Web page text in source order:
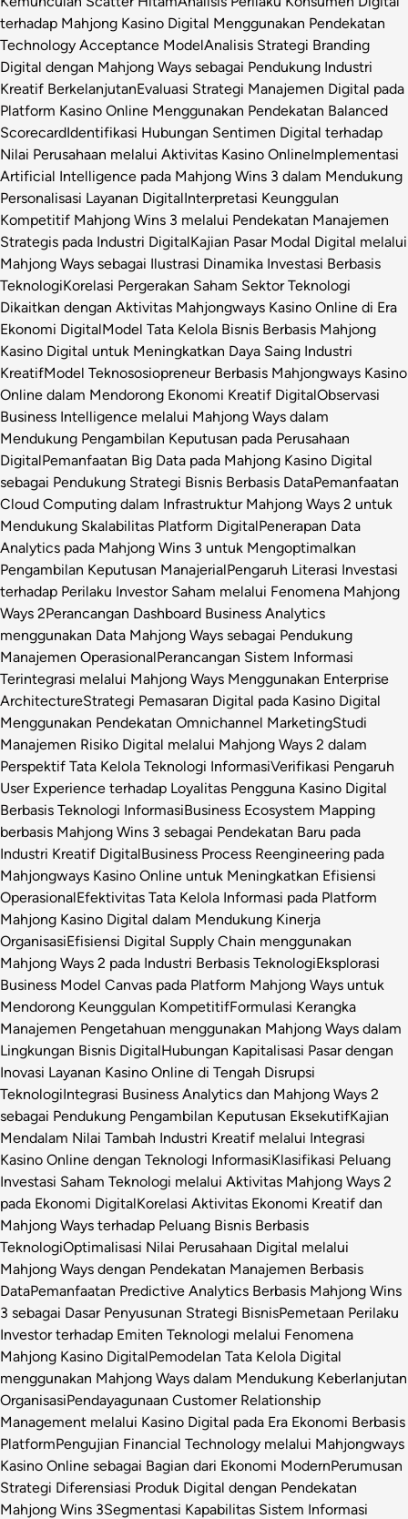
terhadap Mahjong Kasino Digital Menggunakan Pendekatan
Technology Acceptance ModelAnalisis Strategi Branding
Digital dengan Mahjong Ways sebagai Pendukung Industri
Kreatif BerkelanjutanEvaluasi Strategi Manajemen Digital pada
Platform Kasino Online Menggunakan Pendekatan Balanced
ScorecardIdentifikasi Hubungan Sentimen Digital terhadap
Nilai Perusahaan melalui Aktivitas Kasino OnlineImplementasi
Artificial Intelligence pada Mahjong Wins 3 dalam Mendukung
Personalisasi Layanan DigitalInterpretasi Keunggulan
Kompetitif Mahjong Wins 3 melalui Pendekatan Manajemen
Strategis pada Industri DigitalKajian Pasar Modal Digital melalui
Mahjong Ways sebagai Ilustrasi Dinamika Investasi Berbasis
TeknologiKorelasi Pergerakan Saham Sektor Teknologi
Dikaitkan dengan Aktivitas Mahjongways Kasino Online di Era
Ekonomi DigitalModel Tata Kelola Bisnis Berbasis Mahjong
Kasino Digital untuk Meningkatkan Daya Saing Industri
KreatifModel Teknososiopreneur Berbasis Mahjongways Kasino
Online dalam Mendorong Ekonomi Kreatif DigitalObservasi
Business Intelligence melalui Mahjong Ways dalam
Mendukung Pengambilan Keputusan pada Perusahaan
DigitalPemanfaatan Big Data pada Mahjong Kasino Digital
sebagai Pendukung Strategi Bisnis Berbasis DataPemanfaatan
Cloud Computing dalam Infrastruktur Mahjong Ways 2 untuk
Mendukung Skalabilitas Platform DigitalPenerapan Data
Analytics pada Mahjong Wins 3 untuk Mengoptimalkan
Pengambilan Keputusan ManajerialPengaruh Literasi Investasi
terhadap Perilaku Investor Saham melalui Fenomena Mahjong
Ways 2Perancangan Dashboard Business Analytics
menggunakan Data Mahjong Ways sebagai Pendukung
Manajemen OperasionalPerancangan Sistem Informasi
Terintegrasi melalui Mahjong Ways Menggunakan Enterprise
ArchitectureStrategi Pemasaran Digital pada Kasino Digital
Menggunakan Pendekatan Omnichannel MarketingStudi
Manajemen Risiko Digital melalui Mahjong Ways 2 dalam
Perspektif Tata Kelola Teknologi InformasiVerifikasi Pengaruh
User Experience terhadap Loyalitas Pengguna Kasino Digital
Berbasis Teknologi InformasiBusiness Ecosystem Mapping
berbasis Mahjong Wins 3 sebagai Pendekatan Baru pada
Industri Kreatif DigitalBusiness Process Reengineering pada
Mahjongways Kasino Online untuk Meningkatkan Efisiensi
OperasionalEfektivitas Tata Kelola Informasi pada Platform
Mahjong Kasino Digital dalam Mendukung Kinerja
OrganisasiEfisiensi Digital Supply Chain menggunakan
Mahjong Ways 2 pada Industri Berbasis TeknologiEksplorasi
Business Model Canvas pada Platform Mahjong Ways untuk
Mendorong Keunggulan KompetitifFormulasi Kerangka
Manajemen Pengetahuan menggunakan Mahjong Ways dalam
Lingkungan Bisnis DigitalHubungan Kapitalisasi Pasar dengan
Inovasi Layanan Kasino Online di Tengah Disrupsi
TeknologiIntegrasi Business Analytics dan Mahjong Ways 2
sebagai Pendukung Pengambilan Keputusan EksekutifKajian
Mendalam Nilai Tambah Industri Kreatif melalui Integrasi
Kasino Online dengan Teknologi InformasiKlasifikasi Peluang
Investasi Saham Teknologi melalui Aktivitas Mahjong Ways 2
pada Ekonomi DigitalKorelasi Aktivitas Ekonomi Kreatif dan
Mahjong Ways terhadap Peluang Bisnis Berbasis
TeknologiOptimalisasi Nilai Perusahaan Digital melalui
Mahjong Ways dengan Pendekatan Manajemen Berbasis
DataPemanfaatan Predictive Analytics Berbasis Mahjong Wins
3 sebagai Dasar Penyusunan Strategi BisnisPemetaan Perilaku
Investor terhadap Emiten Teknologi melalui Fenomena
Mahjong Kasino DigitalPemodelan Tata Kelola Digital
menggunakan Mahjong Ways dalam Mendukung Keberlanjutan
OrganisasiPendayagunaan Customer Relationship
Management melalui Kasino Digital pada Era Ekonomi Berbasis
PlatformPengujian Financial Technology melalui Mahjongways
Kasino Online sebagai Bagian dari Ekonomi ModernPerumusan
Strategi Diferensiasi Produk Digital dengan Pendekatan
Mahjong Wins 3Segmentasi Kapabilitas Sistem Informasi